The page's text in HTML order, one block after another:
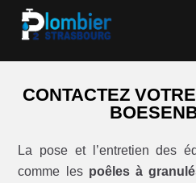
CONTACTEZ
La pose et l’entretien des
comme les poêles à